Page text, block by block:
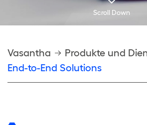
Scroll Down
Pfadnavigation
Vasantha
Produkte und
End-to-End Solutions